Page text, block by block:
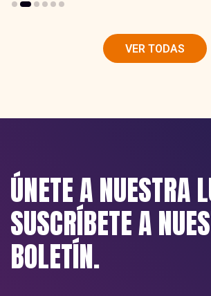
VER TODAS
ÚNETE A NUESTRA
SUSCRÍBETE A
BOLETÍN.